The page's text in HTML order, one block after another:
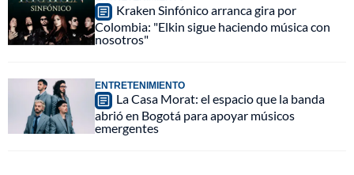
Kraken Sinfónico arranca gira por
Colombia: "Elkin sigue haciendo música con
nosotros"
ENTRETENIMIENTO
La Casa Morat: el espacio que la banda
abrió en Bogotá para apoyar músicos
emergentes